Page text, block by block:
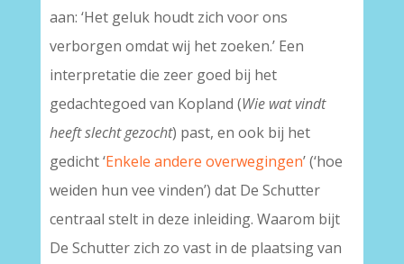
aan: ‘Het geluk houdt zich voor ons
verborgen omdat wij het zoeken.’ Een
interpretatie die zeer goed bij het
gedachtegoed van Kopland (Wie wat vindt
heeft slecht gezocht) past, en ook bij het
gedicht ‘Enkele andere overwegingen’ (‘hoe
weiden hun vee vinden’) dat De Schutter
centraal stelt in deze inleiding. Waarom bijt
De Schutter zich zo vast in de plaatsing van